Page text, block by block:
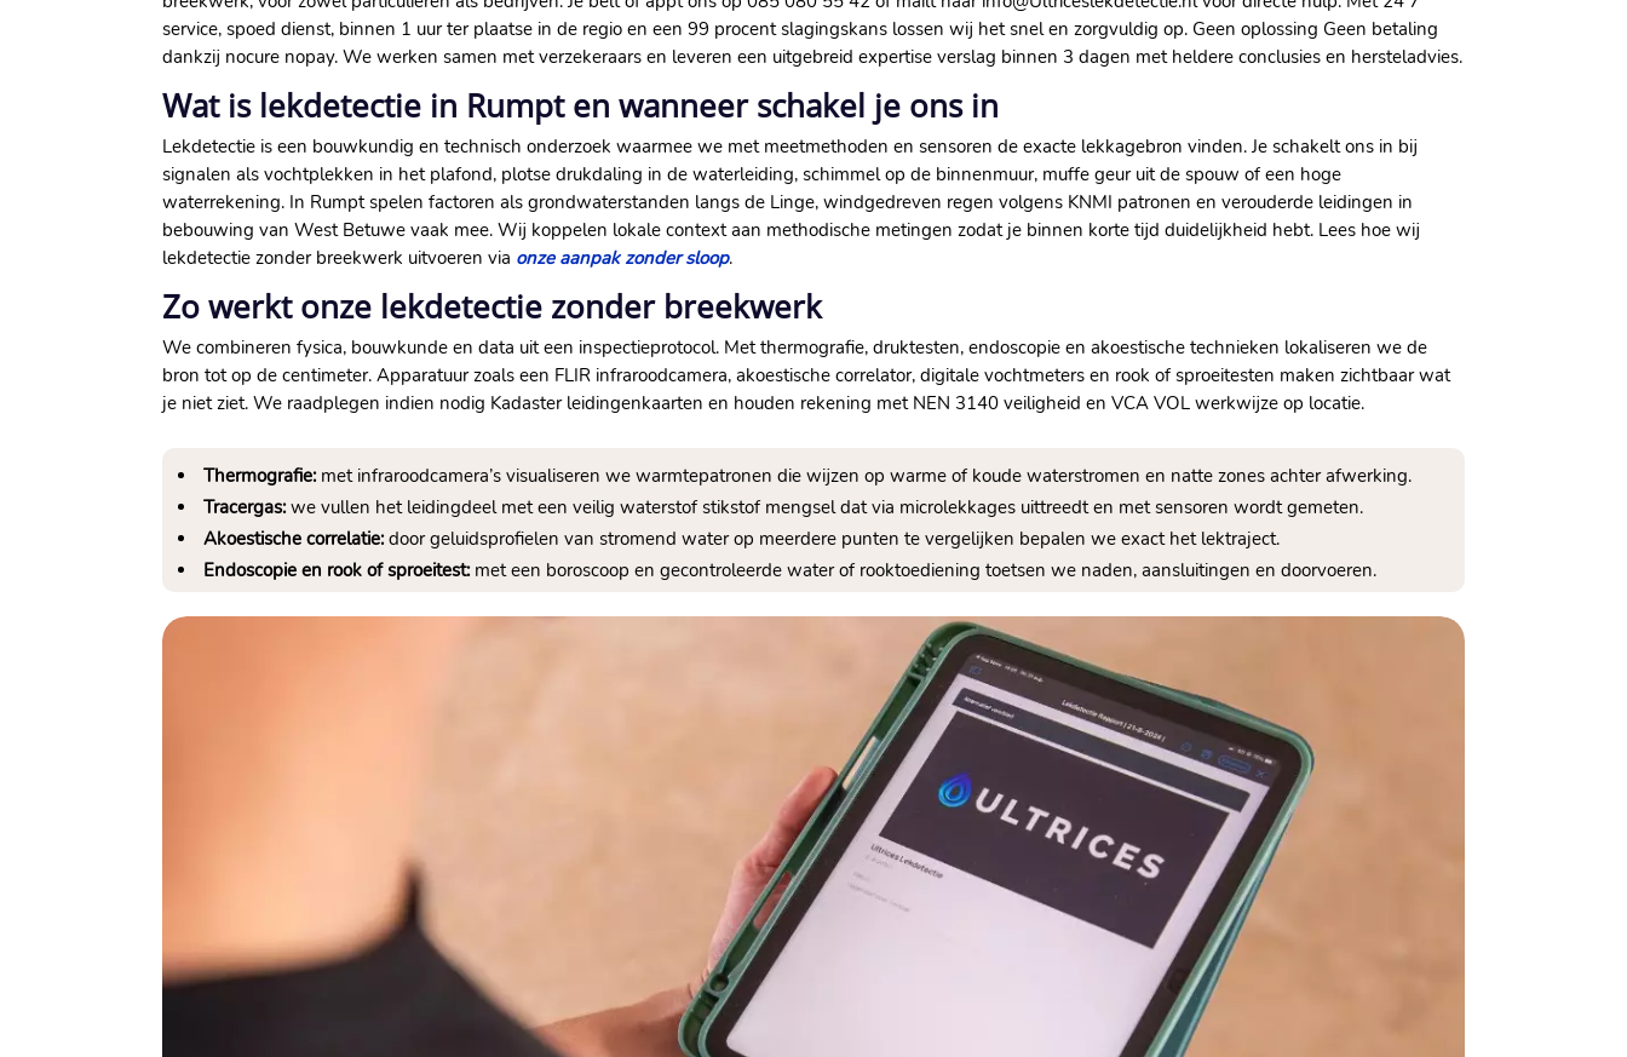
service, spoed dienst, binnen 1 uur ter plaatse in de regio en een 99 procent slagingskans lossen wij het snel en zorgvuldig op.​ Geen oplossing Geen betaling
dankzij nocure nopay.​ We werken samen met verzekeraars en leveren een uitgebreid expertise verslag binnen 3 dagen met heldere conclusies en hersteladvies.​
Wat is lekdetectie in Rumpt en wanneer schakel je ons in
Lekdetectie is een bouwkundig en technisch onderzoek waarmee we met meetmethoden en sensoren de exacte lekkagebron vinden.​ Je schakelt ons in bij
signalen als vochtplekken in het plafond, plotse drukdaling in de waterleiding, schimmel op de binnenmuur, muffe geur uit de spouw of een hoge
waterrekening.​ In Rumpt spelen factoren als grondwaterstanden langs de Linge, windgedreven regen volgens KNMI patronen en verouderde leidingen in
bebouwing van West Betuwe vaak mee.​ Wij koppelen lokale context aan methodische metingen zodat je binnen korte tijd duidelijkheid hebt.​ Lees hoe wij
lekdetectie zonder breekwerk uitvoeren via onze aanpak zonder sloop.​
Zo werkt onze lekdetectie zonder breekwerk
We combineren fysica, bouwkunde en data uit een inspectieprotocol.​ Met thermografie, druktesten, endoscopie en akoestische technieken lokaliseren we de
bron tot op de centimeter.​ Apparatuur zoals een FLIR infraroodcamera, akoestische correlator, digitale vochtmeters en rook of sproeitesten maken zichtbaar wat
je niet ziet.​ We raadplegen indien nodig Kadaster leidingenkaarten en houden rekening met NEN 3140 veiligheid en VCA VOL werkwijze op locatie.​
Thermografie:met infraroodcamera’s visualiseren we warmtepatronen die wijzen op warme of koude waterstromen en natte zones achter afwerking.​
Tracergas:we vullen het leidingdeel met een veilig waterstof stikstof mengsel dat via microlekkages uittreedt en met sensoren wordt gemeten.​
Akoestische correlatie:door geluidsprofielen van stromend water op meerdere punten te vergelijken bepalen we exact het lektraject.​
Endoscopie en rook of sproeitest:met een boroscoop en gecontroleerde water of rooktoediening toetsen we naden, aansluitingen en doorvoeren.​